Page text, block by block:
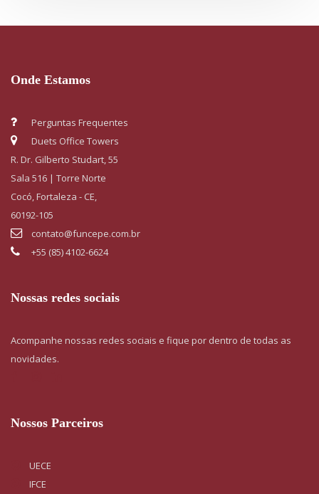
Onde Estamos
Perguntas Frequentes
Duets Office Towers
R. Dr. Gilberto Studart, 55
Sala 516 | Torre Norte
Cocó, Fortaleza - CE,
60192-105
contato@funcepe.com.br
+55 (85) 4102-6624
Nossas redes sociais
Acompanhe nossas redes sociais e fique por dentro de todas as
novidades.
Nossos Parceiros
UECE
IFCE